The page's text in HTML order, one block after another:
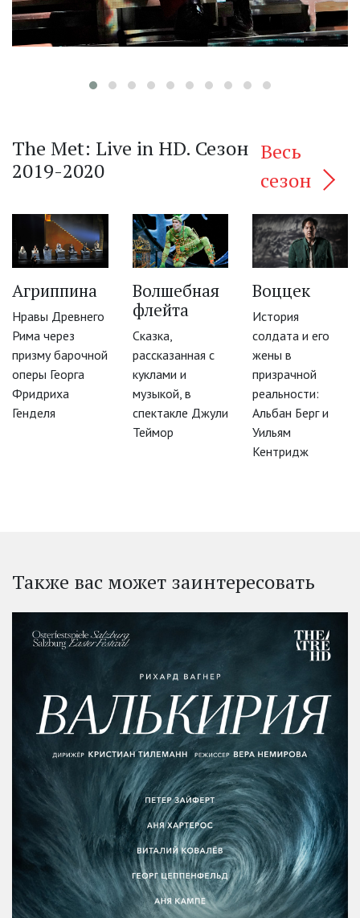
The Met: Live in HD. Сезон
2019-2020
Весь
сезон
Агриппина
Нравы Древнего
Рима через
призму барочной
оперы Георга
Фридриха
Генделя
Волшебная
флейта
Сказка,
рассказанная с
куклами и
музыкой, в
спектакле Джули
Теймор
Воццек
История
солдата и его
жены в
призрачной
реальности:
Альбан Берг и
Уильям
Кентридж
Также вас может заинтересовать